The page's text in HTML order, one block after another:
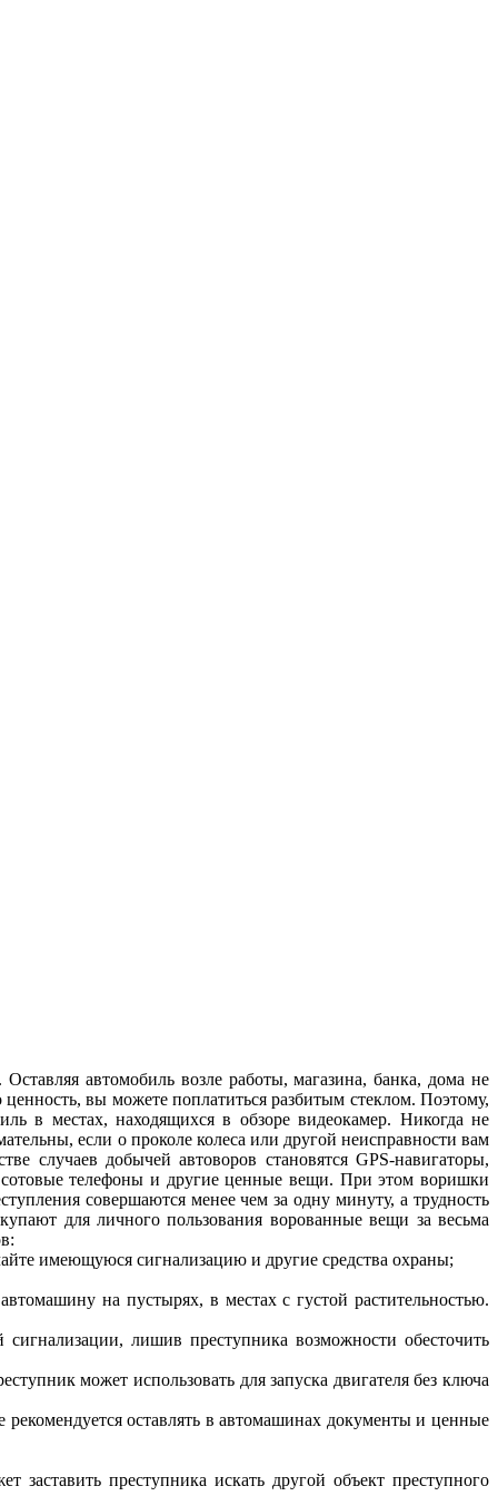
автомобиль возле работы, магазина, банка, дома не
вы можете поплатиться разбитым стеклом. Поэтому,
в местах, находящихся в обзоре видеокамер. Никогда не
если о проколе колеса или другой неисправности вам
добычей автоворов становятся GPS-навигаторы,
сотовые телефоны и другие ценные вещи. При этом воришки
совершаются менее чем за одну минуту, а трудность
для личного пользования ворованные вещи за весьма
имеющуюся сигнализацию и другие средства охраны;
на пустырях, в местах с густой растительностью.
лишив преступника возможности обесточить
может использовать для запуска двигателя без ключа
оставлять в автомашинах документы и ценные
преступника искать другой объект преступного